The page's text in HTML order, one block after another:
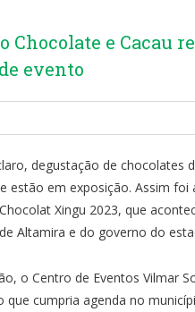
e Cacau
evento
degustação de chocolates
estão em exposição. Assim foi
Xingu 2023, que
Altamira e do governo do
o Centro de Eventos Vilmar
cumpria agenda no